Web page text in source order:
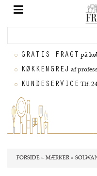
GRATIS FRAGT på
KØKKENGREJ af
KUNDESERVICE Tlf.
FORSIDE » MÆRKER »